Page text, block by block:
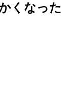
くなった